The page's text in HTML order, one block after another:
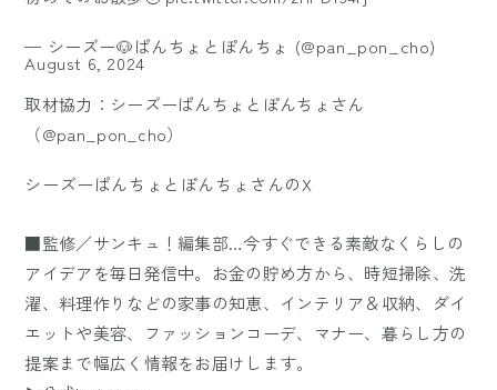
— シーズー🐶ぱんちょとぽんちょ (@pan_pon_cho)
August 6, 2024
取材協力：シーズーぱんちょとぽんちょさん
（@pan_pon_cho）
シーズーぱんちょとぽんちょさんのX
■監修／サンキュ！編集部…今すぐできる素敵なくらしの
アイデアを毎日発信中。お金の貯め方から、時短掃除、洗
濯、料理作りなどの家事の知恵、インテリア＆収納、ダイ
エットや美容、ファッションコーデ、マナー、暮らし方の
提案まで幅広く情報をお届けします。